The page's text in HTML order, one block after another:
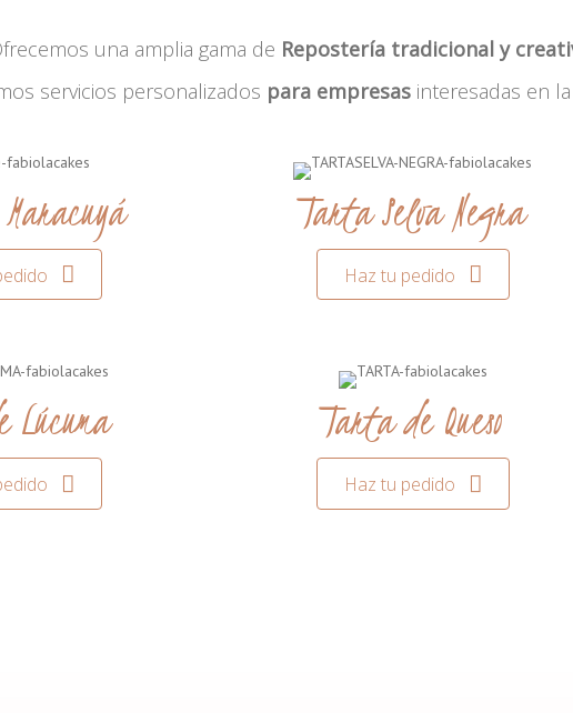
una amplia gama de Repostería tradicional y
servicios personalizados para empresas interesadas en
Tarta Selva Negra
Haz tu pedido
Tarta de Queso
Haz tu pedido